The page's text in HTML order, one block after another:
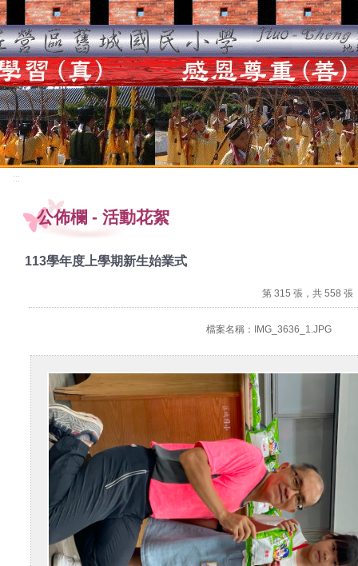
:::
公佈欄 - 活動花絮
113學年度上學期新生始業式
第 315 張，共 558 張
檔案名稱：IMG_3636_1.JPG